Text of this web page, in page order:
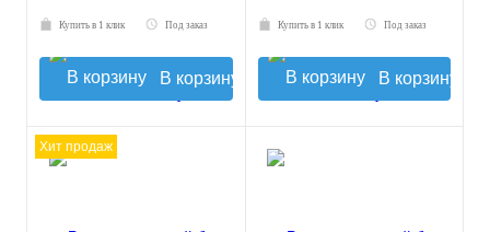
Купить в 1 клик Под заказ
В корзину
Купить в 1 клик Под заказ
В корзину
Хит продаж